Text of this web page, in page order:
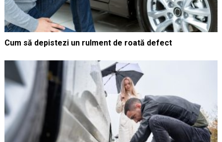
Cum să depistezi un rulment de roată defect